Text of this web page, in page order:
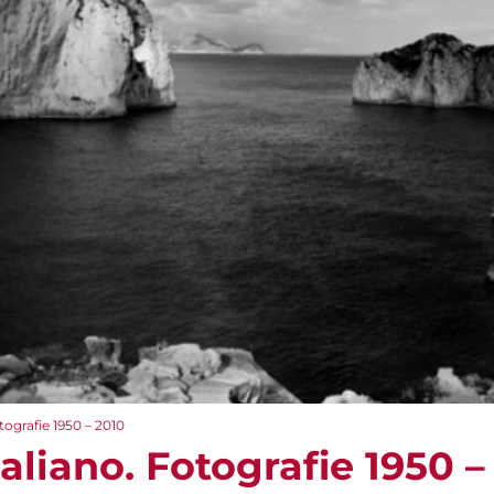
1950 – 2010
Fotografie 1950 –